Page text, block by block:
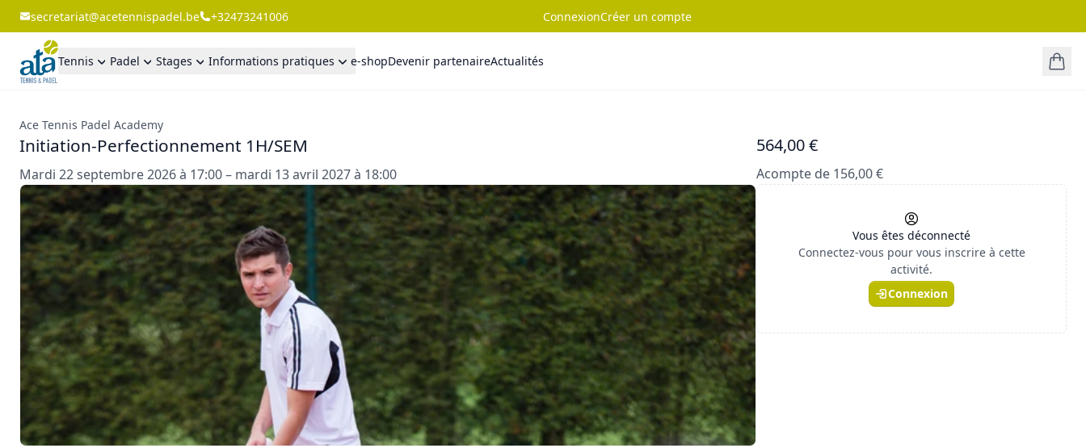
secretariat@acetennispadel.be +32473241006 ConnexionCréer un compte
Tennis Padel Stages Informations pratiques e-shopDevenir partenaireActualités
Ace Tennis Padel Academy
Initiation-Perfectionnement 1H/SEM
Mardi 22 septembre 2026 à 17:00 – mardi 13 avril 2027 à 18:00
564,00 €
Acompte de 156,00 €
Vous êtes déconnecté
Connectez-vous pour vous inscrire à cette
activité.
Connexion